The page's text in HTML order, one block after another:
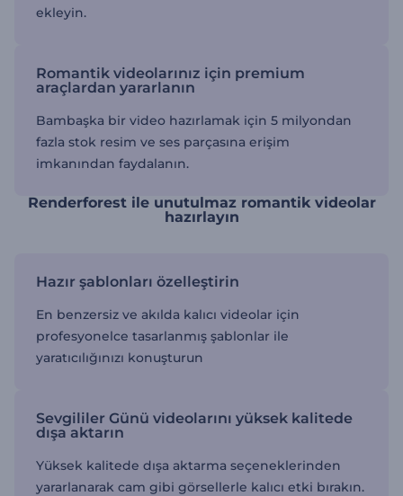
ekleyin.
Romantik videolarınız için premium
araçlardan yararlanın
Bambaşka bir video hazırlamak için 5 milyondan
fazla stok resim ve ses parçasına erişim
imkanından faydalanın.
Renderforest ile unutulmaz romantik videolar
hazırlayın
Hazır şablonları özelleştirin
En benzersiz ve akılda kalıcı videolar için
profesyonelce tasarlanmış şablonlar ile
yaratıcılığınızı konuşturun
Sevgililer Günü videolarını yüksek kalitede
dışa aktarın
Yüksek kalitede dışa aktarma seçeneklerinden
yararlanarak cam gibi görsellerle kalıcı etki bırakın.